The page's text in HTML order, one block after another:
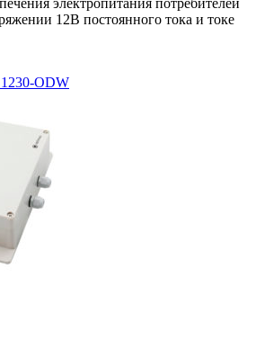
электропитания потребителей
12В постоянного тока и токе
ODW